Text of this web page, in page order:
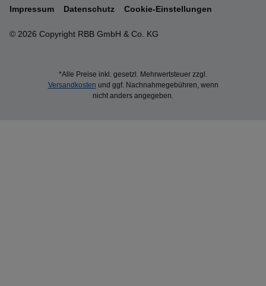
© 2026 Copyright RBB GmbH & Co. KG
Impressum Datenschutz Cookie-Einstellungen
*Alle Preise inkl. gesetzl. Mehrwertsteuer zzgl.
Versandkosten und ggf. Nachnahmegebühren, wenn
nicht anders angegeben.